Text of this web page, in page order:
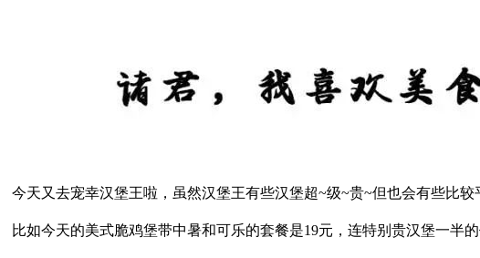
今天又去宠幸汉堡王啦，虽然汉堡王有些汉堡超~级~贵~但也会有些比较
比如今天的美式脆鸡堡带中暑和可乐的套餐是19元，连特别贵汉堡一半